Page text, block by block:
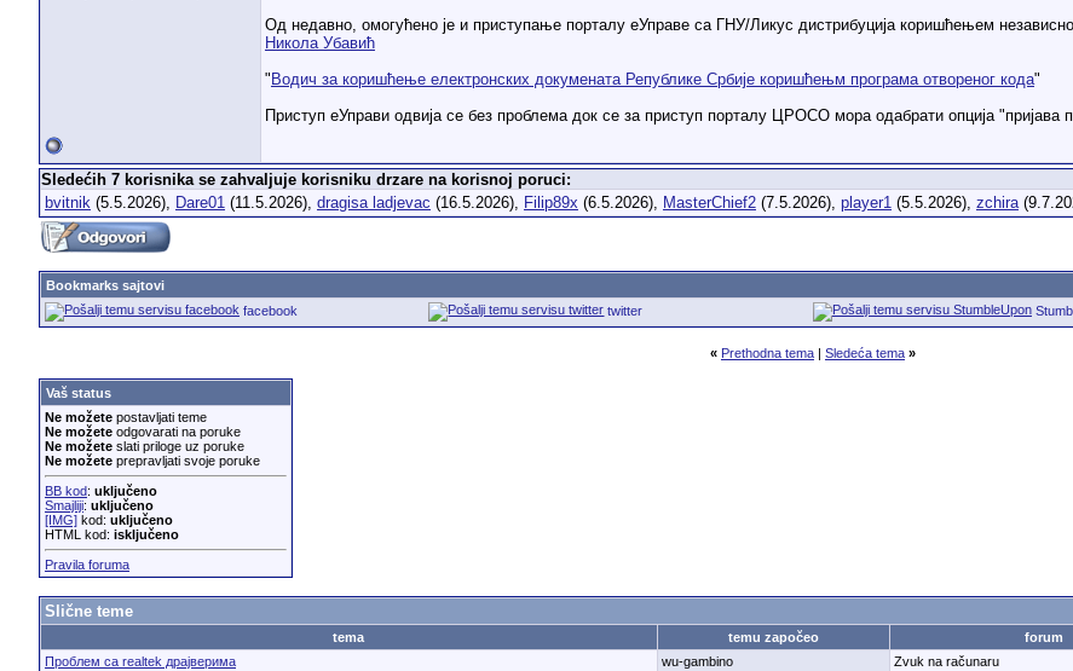
Од недавно, омогућено је и приступање порталу еУправе са ГНУ/Ликус дистрибуција коришћењем
Никола Убавић
" Водич за коришћење електронских докумената Републике Србије коришћењм програма отвореног кода"
Приступ еУправи одвија се без проблема док се за приступ порталу ЦРОСО мора одабрати опција "пријава
Sledećih 7 korisnika se zahvaljuje korisniku drzare na korisnoj poruci:
bvitnik(5.5.2026), Dare01(11.5.2026), dragisa ladjevac (16.5.2026), Filip89x (6.5.2026), MasterChief2(7.5.2026), player1(5.5.2026), zchira
Bookmarks sajtovi
facebook
twitter
« Prethodna tema| Sledeća tema »
Vaš status
Ne možetepostavljati teme
Ne možeteodgovarati na poruke
Ne možeteslati priloge uz poruke
Ne možeteprepravljati svoje poruke
BB kod: uključeno
Smajliji: uključeno
[IMG]kod: uključeno
HTML kod: isključeno
Pravila foruma
Slične teme
tema temu započeo forum
Проблем са realtek драјверима
wu-gambino Zvuk na računaru